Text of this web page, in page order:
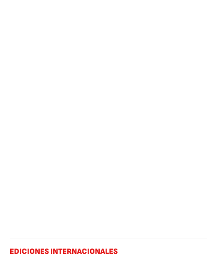
EDICIONES INTERNACIONALES